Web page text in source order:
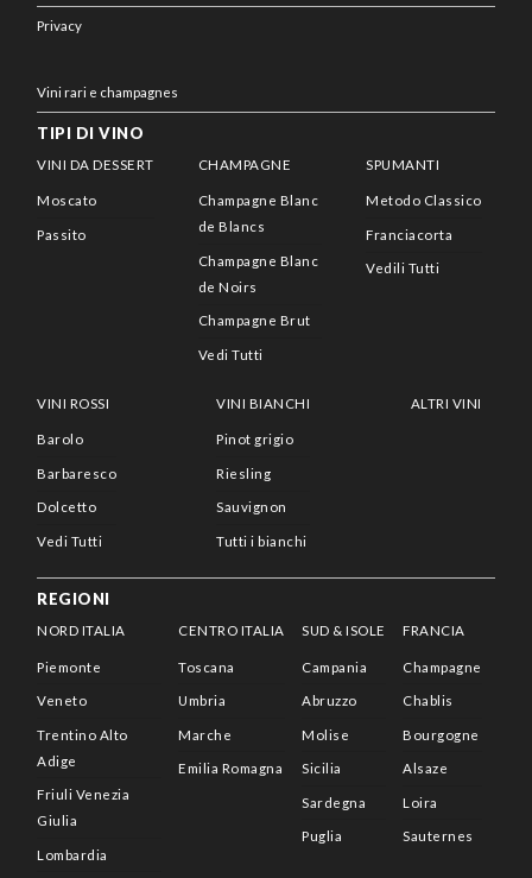
Privacy
Vini rari e champagnes
TIPI DI VINO
VINI DA DESSERT
Moscato
Passito
CHAMPAGNE
Champagne Blanc
de Blancs
Champagne Blanc
de Noirs
Champagne Brut
Vedi Tutti
SPUMANTI
Metodo Classico
Franciacorta
Vedili Tutti
VINI ROSSI
Barolo
Barbaresco
Dolcetto
Vedi Tutti
VINI BIANCHI
Pinot grigio
Riesling
Sauvignon
Tutti i bianchi
ALTRI VINI
REGIONI
NORD ITALIA
Piemonte
Veneto
Trentino Alto
Adige
Friuli Venezia
Giulia
Lombardia
CENTRO ITALIA
Toscana
Umbria
Marche
Emilia Romagna
SUD & ISOLE
Campania
Abruzzo
Molise
Sicilia
Sardegna
Puglia
FRANCIA
Champagne
Chablis
Bourgogne
Alsaze
Loira
Sauternes